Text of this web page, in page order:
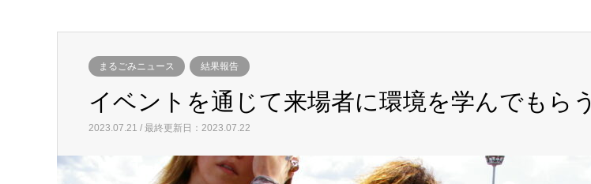
まるごみニュース 結果報告
イベントを通じて来場者に環境を学んでもらう
2023.07.21 / 最終更新日：2023.07.22